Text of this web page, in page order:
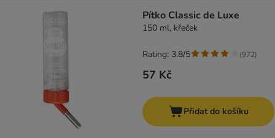
Pítko Classic de Luxe
150 ml, křeček
57 Kč
Rating: 3.8/5 (972)
Přidat do košíku